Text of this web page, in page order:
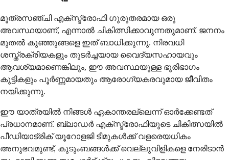
മൂത്രസഞ്ചി എക്സ്ട്രോഫി ഗുരുതരമായ ഒരു
അവസ്ഥയാണ്, എന്നാൽ ചികിത്സിക്കാവുന്നതുമാണ്. ജനനം
മുതൽ കുഞ്ഞുങ്ങളെ ഇത് ബാധിക്കുന്നു. നിരവധി
ശസ്ത്രക്രിയകളും തുടർച്ചയായ വൈദ്യസഹായവും
ആവശ്യമാണെങ്കിലും, ഈ അവസ്ഥയുള്ള ഭൂരിഭാഗം
കുട്ടികളും പൂർണ്ണമായതും ആരോഗ്യകരവുമായ ജീവിതം
നയിക്കുന്നു.
ഈ യാത്രയിൽ നിങ്ങൾ ഏകാന്തരല്ലെന്ന് ഓർക്കേണ്ടത്
പ്രധാനമാണ്. ബ്ലാഡർ എക്സ്ട്രോഫിയുടെ ചികിത്സയിൽ
പീഡിയാട്രിക് യൂറോളജി ടീമുകൾക്ക് വളരെയധികം
അനുഭവമുണ്ട്, കുടുംബങ്ങൾക്ക് വെല്ലുവിളികളെ നേരിടാൻ